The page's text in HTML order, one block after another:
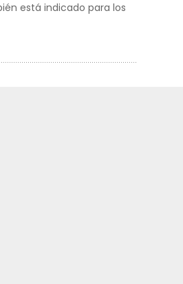
está indicado para los